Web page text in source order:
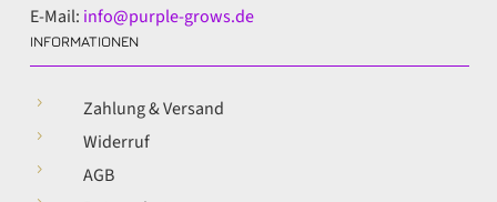
E-Mail: info@purple-grows.de
INFORMATIONEN
5 Zahlung & Versand
5 Widerruf
5 AGB